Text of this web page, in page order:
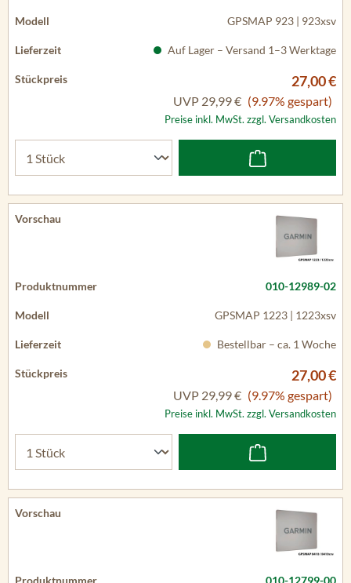
GPSMAP 923 | 923xsv
Auf Lager – Versand 1–3 Werktage
27,00 €
UVP 29,99 € (9.97% gespart)
Preise inkl. MwSt. zzgl. Versandkosten
010-12989-02
GPSMAP 1223 | 1223xsv
Bestellbar – ca. 1 Woche
27,00 €
UVP 29,99 € (9.97% gespart)
Preise inkl. MwSt. zzgl. Versandkosten
010-12799-00